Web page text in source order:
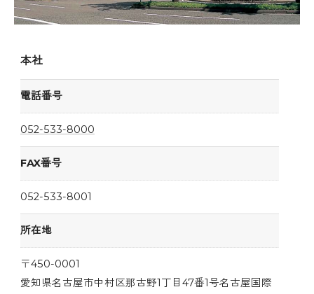
本社
電話番号
052-533-8000
FAX番号
052-533-8001
所在地
〒450-0001
愛知県名古屋市中村区那古野1丁目47番1号名古屋国際